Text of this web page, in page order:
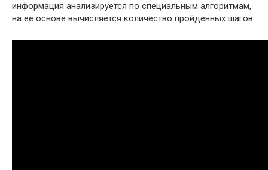
информация анализируется по специальным алгоритмам,
на ее основе вычисляется количество пройденных шагов.